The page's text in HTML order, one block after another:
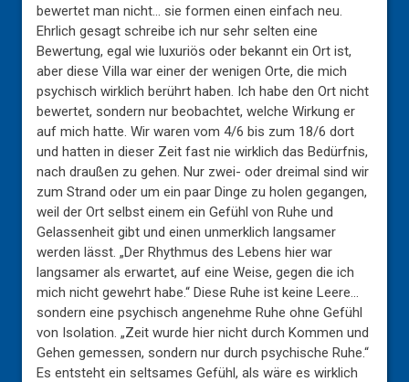
bewertet man nicht… sie formen einen einfach neu.
Ehrlich gesagt schreibe ich nur sehr selten eine
Bewertung, egal wie luxuriös oder bekannt ein Ort ist,
aber diese Villa war einer der wenigen Orte, die mich
psychisch wirklich berührt haben. Ich habe den Ort nicht
bewertet, sondern nur beobachtet, welche Wirkung er
auf mich hatte. Wir waren vom 4/6 bis zum 18/6 dort
und hatten in dieser Zeit fast nie wirklich das Bedürfnis,
nach draußen zu gehen. Nur zwei- oder dreimal sind wir
zum Strand oder um ein paar Dinge zu holen gegangen,
weil der Ort selbst einem ein Gefühl von Ruhe und
Gelassenheit gibt und einen unmerklich langsamer
werden lässt. „Der Rhythmus des Lebens hier war
langsamer als erwartet, auf eine Weise, gegen die ich
mich nicht gewehrt habe.“ Diese Ruhe ist keine Leere…
sondern eine psychisch angenehme Ruhe ohne Gefühl
von Isolation. „Zeit wurde hier nicht durch Kommen und
Gehen gemessen, sondern nur durch psychische Ruhe.“
Es entsteht ein seltsames Gefühl, als wäre es wirklich